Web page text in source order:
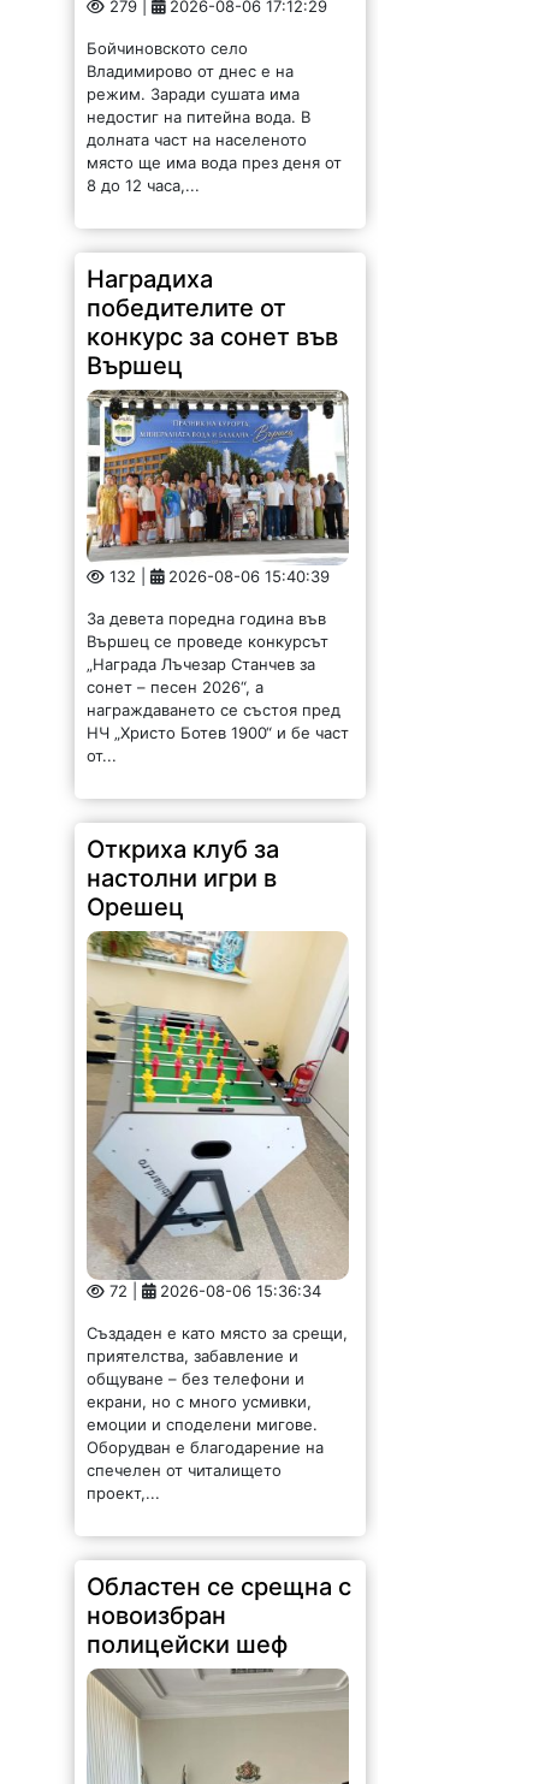
279 | 2026-08-06 17:12:29
Бойчиновското село
Владимирово от днес е на
режим. Заради сушата има
недостиг на питейна вода. В
долната част на населеното
място ще има вода през деня от
8 до 12 часа,...
Наградиха
победителите от
конкурс за сонет във
Вършец
132 | 2026-08-06 15:40:39
За девета поредна година във
Вършец се проведе конкурсът
„Награда Лъчезар Станчев за
сонет – песен 2026“, а
награждаването се състоя пред
НЧ „Христо Ботев 1900“ и бе част
от...
Откриха клуб за
настолни игри в
Орешец
72 | 2026-08-06 15:36:34
Създаден е като място за срещи,
приятелства, забавление и
общуване – без телефони и
екрани, но с много усмивки,
емоции и споделени мигове.
Оборудван е благодарение на
спечелен от читалището
проект,...
Областен се срещна с
новоизбран
полицейски шеф